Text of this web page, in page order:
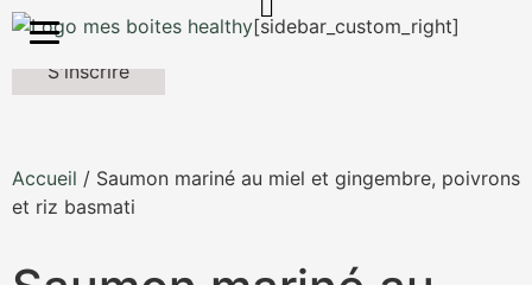
Mes Boites Healthy
[sidebar_custom_right]
S'inscrire
Accueil / Saumon mariné au miel et gingembre, poivrons
et riz basmati